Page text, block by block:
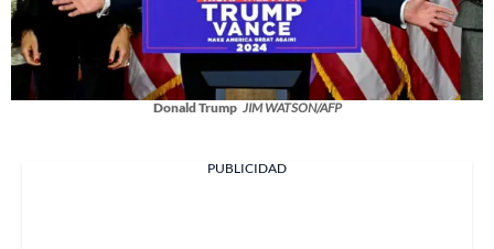
Donald Trump JIM WATSON/AFP
PUBLICIDAD